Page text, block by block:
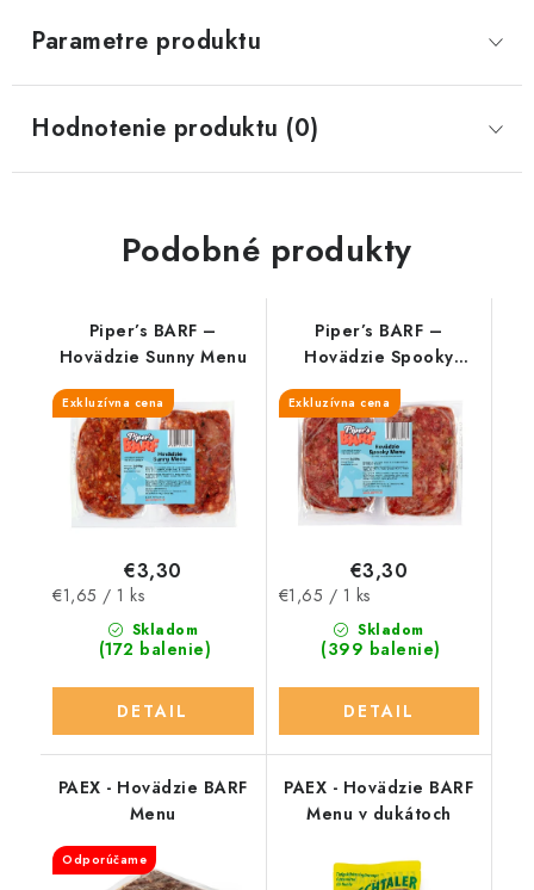
Parametre produktu
Hodnotenie produktu (0)
Podobné produkty
Piper’s BARF –
Hovädzie Sunny Menu
Exkluzívna cena
Skladom
(172 balenie)
€3,30
Jednotková
€1,65 / 1 ks
DETAIL
Piper’s BARF –
Hovädzie Spooky
Menu
Exkluzívna cena
Skladom
(399 balenie)
€3,30
Jednotková
€1,65 / 1 ks
DETAIL
PAEX - Hovädzie BARF
Menu
Odporúčame
PAEX - Hovädzie BARF
Menu v dukátoch